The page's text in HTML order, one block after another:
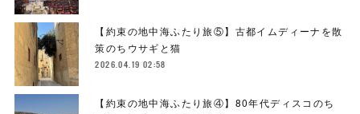
【約束の地中海ふたり旅⑤】古都イムディーナを散
策のちウサギと猫
2026.04.19 02:58
【約束の地中海ふたり旅④】80年代ディスコのち